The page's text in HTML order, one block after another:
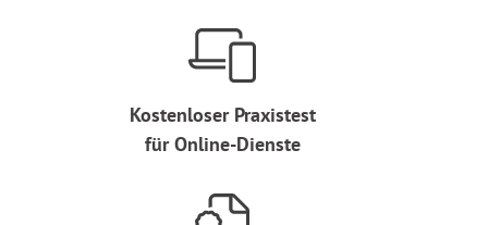
Kostenloser Praxistest
für Online-Dienste